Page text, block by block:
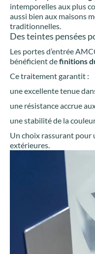
intemporelles aux plus
aussi bien aux maisons
traditionnelles.
Des teintes pensées
Les portes d’entrée
bénéficient definitions
Ce traitement garantit :
une excellente tenue
une résistance accrue
une stabilité de la
Un choix rassurant pour
extérieures.